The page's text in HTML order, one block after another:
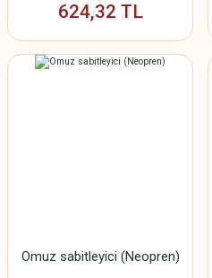
624,32 TL
Omuz sabitleyici (Neopren)